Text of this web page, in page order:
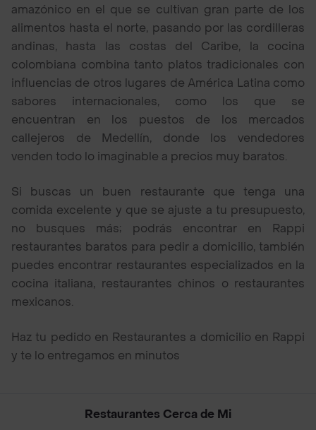
amazónico en el que se cultivan gran parte de los
alimentos hasta el norte, pasando por las cordilleras
andinas, hasta las costas del Caribe, la cocina
colombiana combina tanto platos tradicionales con
influencias de otros lugares de América Latina como
sabores internacionales, como los que se
encuentran en los puestos de los mercados
callejeros de Medellín, donde los vendedores
venden todo lo imaginable a precios muy baratos.
Si buscas un buen restaurante que tenga una
comida excelente y que se ajuste a tu presupuesto,
no busques más; podrás encontrar en Rappi
restaurantes baratos para pedir a domicilio, también
puedes encontrar restaurantes especializados en la
cocina italiana, restaurantes chinos o restaurantes
mexicanos.
Haz tu pedido en Restaurantes a domicilio en Rappi
y te lo entregamos en minutos
Restaurantes Cerca de Mi